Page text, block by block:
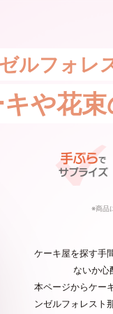
ルフォレ
や花束
※商品
ケーキ屋を探す手
ないか心
本ページからケー
ンゼルフォレスト